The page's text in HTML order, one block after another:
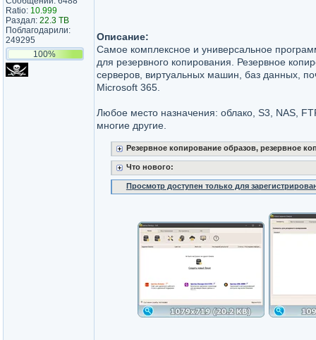
Ratio: 10.999
Раздал: 22.3 TB
Поблагодарили:
249295
100%
Описание:
Самое комплексное и универсальное
для резервного копирования. Резервное
серверов, виртуальных машин, баз данных,
Microsoft 365.
Любое место назначения: облако, S3, NAS,
многие другие.
Резервное копирование образов, резервное
Что нового:
Просмотр доступен только для